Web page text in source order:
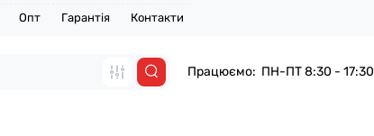
Опт Гарантія Контакти
Працюємо: ПН-ПТ 8:30 - 17:30